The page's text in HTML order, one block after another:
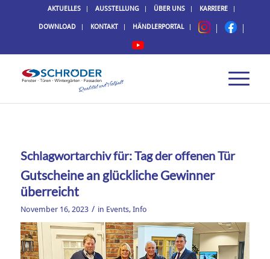
AKTUELLES AUSSTELLUNG ÜBER UNS KARRIERE
DOWNLOAD KONTAKT HÄNDLERPORTAL
Schlagwortarchiv für:Tag der offenen Tür
Gutscheine an glückliche Gewinner
überreicht
November 16, 2023 / in Events, Info